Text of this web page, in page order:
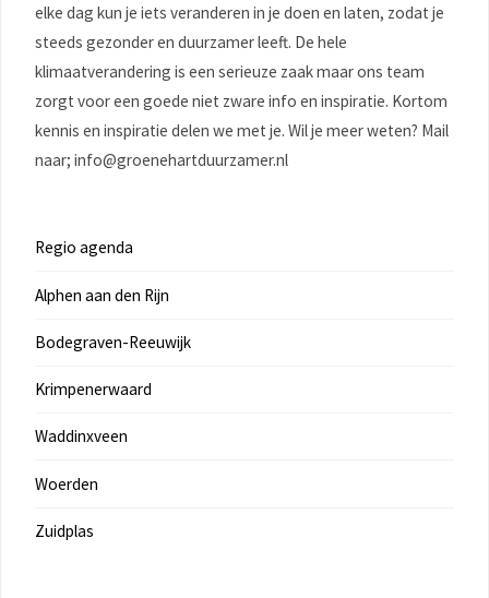
elke dag kun je iets veranderen in je doen en laten, zodat je
steeds gezonder en duurzamer leeft. De hele
klimaatverandering is een serieuze zaak maar ons team
zorgt voor een goede niet zware info en inspiratie. Kortom
kennis en inspiratie delen we met je. Wil je meer weten? Mail
naar; info@groenehartduurzamer.nl
Regio agenda
Alphen aan den Rijn
Bodegraven-Reeuwijk
Krimpenerwaard
Waddinxveen
Woerden
Zuidplas